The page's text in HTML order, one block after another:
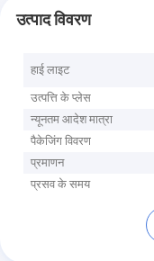
उत्पाद विवरण
हाई लाइट
उत्पत्ति के प्लेस
न्यूनतम आदेश मात्रा
पैकेजिंग विवरण
प्रमाणन
प्रसव के समय